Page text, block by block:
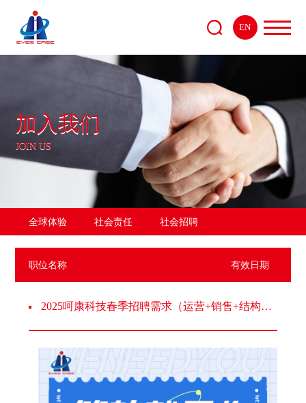
EN
加入我们
JOIN US
全球体验 社会责任 社会招聘
有效日期
职位名称
2025呵康科技春季招聘需求（运营+销售+结构+软件）